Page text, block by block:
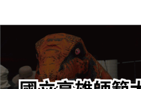
轉
要
內